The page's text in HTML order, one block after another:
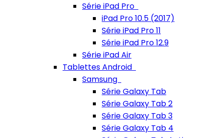
Série iPad Pro
iPad Pro 10.5 (2017)
Série iPad Pro 11
Série iPad Pro 12.9
Série iPad Air
Tablettes Android
Samsung
Série Galaxy Tab
Série Galaxy Tab 2
Série Galaxy Tab 3
Série Galaxy Tab 4